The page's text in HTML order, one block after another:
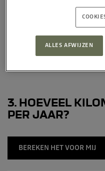
24 maanden
+ € 195 per maand
3 HOEVEEL
PER JAAR?
BEREKEN HET VOOR MIJ
ALLES AFWIJZEN